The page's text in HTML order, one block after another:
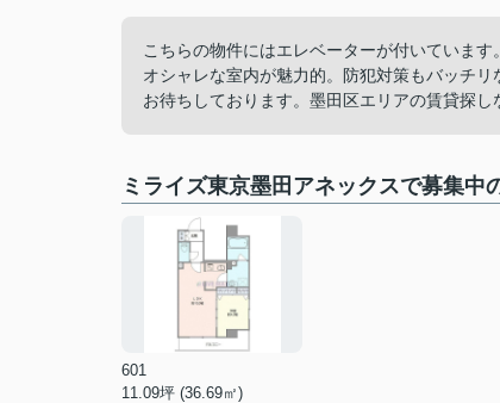
こちらの物件にはエレベーターが付いていま
オシャレな室内が魅力的。防犯対策もバッチ
お待ちしております。墨田区エリアの賃貸探し
ミライズ東京墨田アネックスで募集中
601
11.09坪 (36.69㎡)